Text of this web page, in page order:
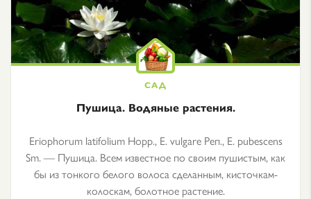
Пушица. Водяные растения.
Eriophorum latifolium Норр., Е. vulgare Реп., Е. pubescens
Sm. — Пушица. Всем известное по своим пушистым, как
бы из тонкого белого волоса сделанным, кисточкам-
колоскам, болотное растение.